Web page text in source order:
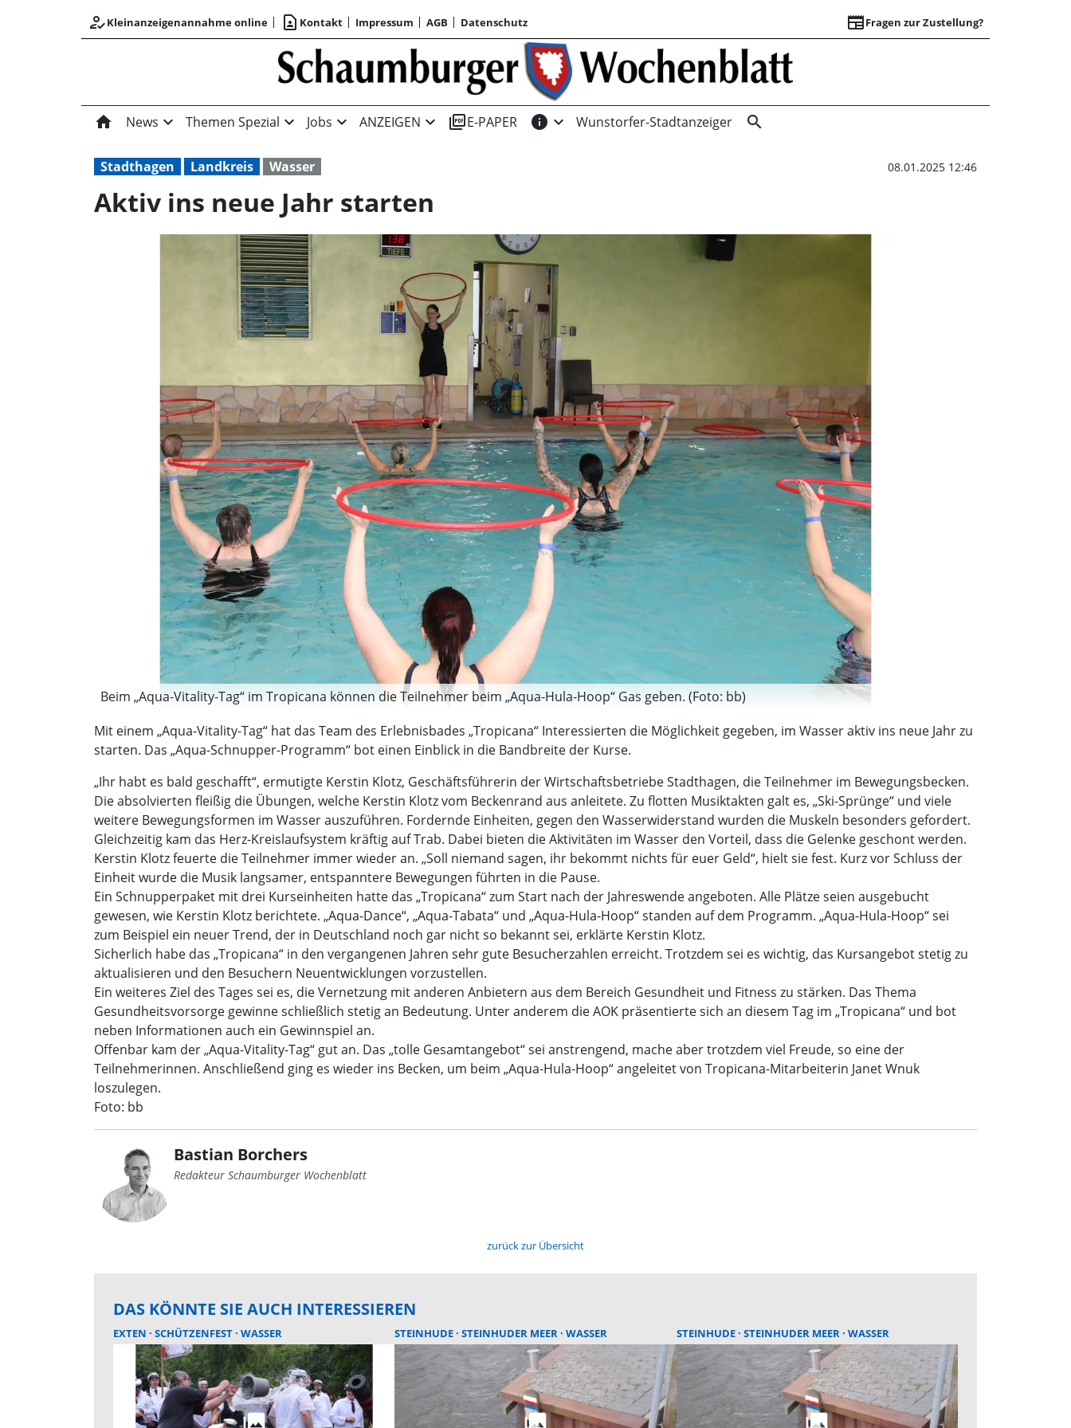
how_to_regKleinanzeigenannahme online contact_page Kontakt Impressum AGB Datenschutz newspaperFragen zur Zustellung?
Aktiv ins neue
home News expand_more Themen Spezial expand_more Jobs expand_more ANZEIGEN expand_more picture_as_pdfE-PAPER info expand_more Wunstorfer-Stadtanzeiger search
Stadthagen Landkreis Wasser 08.01.2025 12:46
Aktiv ins neue Jahr starten
Beim „Aqua-Vitality-Tag“ im Tropicana können die Teilnehmer beim „Aqua-Hula-Hoop“ Gas geben. (Foto: bb)
Mit einem „Aqua-Vitality-Tag“ hat das Team des Erlebnisbades „Tropicana“ Interessierten die Möglichkeit gegeben, im Wasser aktiv ins neue Jahr zu
starten. Das „Aqua-Schnupper-Programm“ bot einen Einblick in die Bandbreite der Kurse.
„Ihr habt es bald geschafft“, ermutigte Kerstin Klotz, Geschäftsführerin der Wirtschaftsbetriebe Stadthagen, die Teilnehmer im Bewegungsbecken.
Die absolvierten fleißig die Übungen, welche Kerstin Klotz vom Beckenrand aus anleitete. Zu flotten Musiktakten galt es, „Ski-Sprünge“ und viele
weitere Bewegungsformen im Wasser auszuführen. Fordernde Einheiten, gegen den Wasserwiderstand wurden die Muskeln besonders gefordert.
Gleichzeitig kam das Herz-Kreislaufsystem kräftig auf Trab. Dabei bieten die Aktivitäten im Wasser den Vorteil, dass die Gelenke geschont werden.
Kerstin Klotz feuerte die Teilnehmer immer wieder an. „Soll niemand sagen, ihr bekommt nichts für euer Geld“, hielt sie fest. Kurz vor Schluss der
Einheit wurde die Musik langsamer, entspanntere Bewegungen führten in die Pause.
Ein Schnupperpaket mit drei Kurseinheiten hatte das „Tropicana“ zum Start nach der Jahreswende angeboten. Alle Plätze seien ausgebucht
gewesen, wie Kerstin Klotz berichtete. „Aqua-Dance“, „Aqua-Tabata“ und „Aqua-Hula-Hoop“ standen auf dem Programm. „Aqua-Hula-Hoop“ sei
zum Beispiel ein neuer Trend, der in Deutschland noch gar nicht so bekannt sei, erklärte Kerstin Klotz.
Sicherlich habe das „Tropicana“ in den vergangenen Jahren sehr gute Besucherzahlen erreicht. Trotzdem sei es wichtig, das Kursangebot stetig zu
aktualisieren und den Besuchern Neuentwicklungen vorzustellen.
Ein weiteres Ziel des Tages sei es, die Vernetzung mit anderen Anbietern aus dem Bereich Gesundheit und Fitness zu stärken. Das Thema
Gesundheitsvorsorge gewinne schließlich stetig an Bedeutung. Unter anderem die AOK präsentierte sich an diesem Tag im „Tropicana“ und bot
neben Informationen auch ein Gewinnspiel an.
Offenbar kam der „Aqua-Vitality-Tag“ gut an. Das „tolle Gesamtangebot“ sei anstrengend, mache aber trotzdem viel Freude, so eine der
Teilnehmerinnen. Anschließend ging es wieder ins Becken, um beim „Aqua-Hula-Hoop“ angeleitet von Tropicana-Mitarbeiterin Janet Wnuk
loszulegen.
Foto: bb
Bastian Borchers
Redakteur Schaumburger Wochenblatt
zurück zur Übersicht
DAS KÖNNTE SIE AUCH INTERESSIEREN
EXTEN SCHÜTZENFEST WASSER STEINHUDE STEINHUDER MEER WASSER STEINHUDE STEINHUDER MEER WASSER